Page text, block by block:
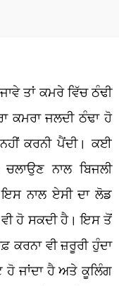
ਤਾਂ ਕਮਰੇ ਵਿੱਚ ਠੰਢੀ
ਕਮਰਾ ਜਲਦੀ ਠੰਢਾ ਹੋ
ਕਰਨੀ ਪੈਂਦੀ। ਕਈ
ਨਾਲ ਬਿਜਲੀ
ਨਾਲ ਏਸੀ ਦਾ ਲੋਡ
ਹੋ ਸਕਦੀ ਹੈ। ਇਸ ਤੋਂ
ਕਰਨਾ ਵੀ ਜ਼ਰੂਰੀ ਹੁੰਦਾ
ਹੋ ਜਾਂਦਾ ਹੈ ਅਤੇ ਕੂਲਿੰਗ